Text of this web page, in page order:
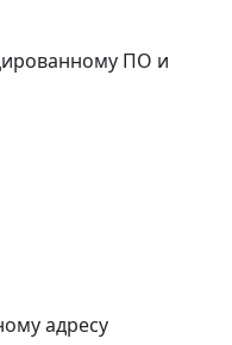
ПО и
адресу